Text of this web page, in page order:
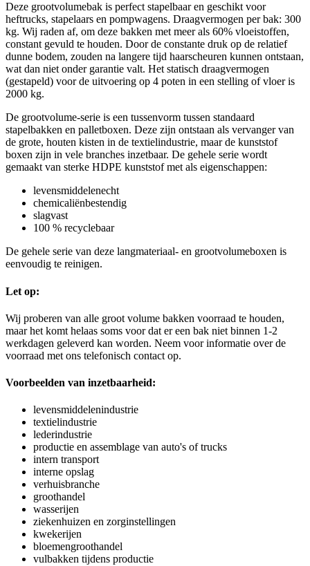
Deze grootvolumebak is perfect stapelbaar en geschikt voor
heftrucks, stapelaars en pompwagens. Draagvermogen per bak: 300
kg. Wij raden af, om deze bakken met meer als 60% vloeistoffen,
constant gevuld te houden. Door de constante druk op de relatief
dunne bodem, zouden na langere tijd haarscheuren kunnen ontstaan,
wat dan niet onder garantie valt. Het statisch draagvermogen
(gestapeld) voor de uitvoering op 4 poten in een stelling of vloer is
2000 kg.
De grootvolume-serie is een tussenvorm tussen standaard
stapelbakken en palletboxen. Deze zijn ontstaan als vervanger van
de grote, houten kisten in de textielindustrie, maar de kunststof
boxen zijn in vele branches inzetbaar. De gehele serie wordt
gemaakt van sterke HDPE kunststof met als eigenschappen:
levensmiddelenecht
chemicaliënbestendig
slagvast
100 % recyclebaar
De gehele serie van deze langmateriaal- en grootvolumeboxen is
eenvoudig te reinigen.
Let op:
Wij proberen van alle groot volume bakken voorraad te houden,
maar het komt helaas soms voor dat er een bak niet binnen 1-2
werkdagen geleverd kan worden. Neem voor informatie over de
voorraad met ons telefonisch contact op.
Voorbeelden van inzetbaarheid:
levensmiddelenindustrie
textielindustrie
lederindustrie
productie en assemblage van auto's of trucks
intern transport
interne opslag
verhuisbranche
groothandel
wasserijen
ziekenhuizen en zorginstellingen
kwekerijen
bloemengroothandel
vulbakken tijdens productie